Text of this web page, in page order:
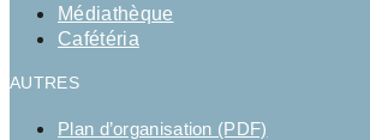
Médiathèque
Cafétéria
AUTRES
Plan d’organisation (PDF)